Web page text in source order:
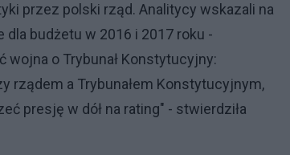
przez polski rząd. Analitycy wskazali na
budżetu w 2016 i 2017 roku -
wojna o Trybunał Konstytucyjny:
rządem a Trybunałem Konstytucyjnym,
presję w dół na rating" - stwierdziła